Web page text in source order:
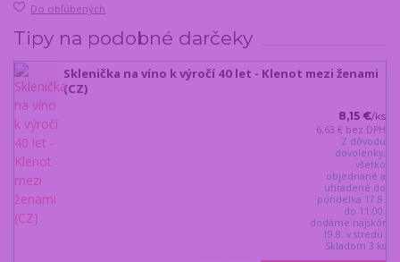
Do obľúbených
Tipy na podobné darčeky
Sklenička na víno k výročí 40 let - Klenot mezi ženami
(CZ)
8,15 €/ks
6,63 € bez DPH
Z dôvodu
dovolenky,
všetko
objednané a
uhradené do
pondelka 17.8.
do 11:00,
dodáme najskôr
19.8. v stredu.
Skladom 3 ks